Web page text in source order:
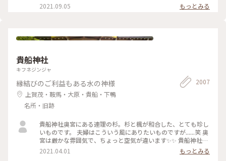
2021.09.05
もっとみる
貴船神社
キフネジンジャ
縁結びのご利益もある水の神様
上賀茂・鞍馬・大原・貴船・下鴨
名所・旧跡
2007
貴船神社奥宮にある連理の杉。杉と楓が和合した、とても珍し
いものです。 夫婦はこういう風にありたいものですが......笑 奥
宮は厳かな雰囲気で、ちょっと空気が違います✨✨ 貴船神社ま
で行かれたら、是非行ってみてほしいです。
2021.04.01
もっとみる